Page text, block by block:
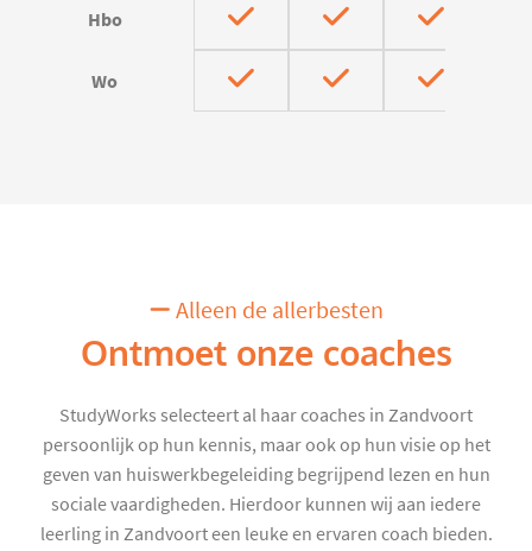
Hbo
Wo
Alleen de allerbesten
Ontmoet onze coaches
StudyWorks selecteert al haar coaches in Zandvoort
persoonlijk op hun kennis, maar ook op hun visie op het
geven van huiswerkbegeleiding begrijpend lezen en hun
sociale vaardigheden. Hierdoor kunnen wij aan iedere
leerling in Zandvoort een leuke en ervaren coach bieden.